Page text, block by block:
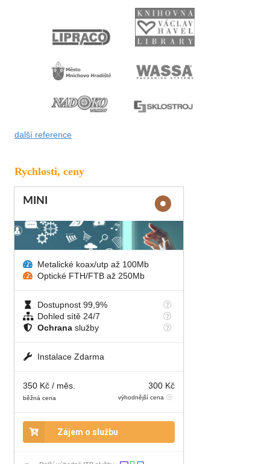
další reference
Rychlosti, ceny
MINI
Metalické koax/utp až 100Mb
Optické FTH/FTB až 250Mb
Dostupnost 99,9%
Dohled sítě 24/7
Ochranaslužby
Instalace Zdarma
300 Kč
350 Kč / měs.
výhodnější cena
běžná cena
Zájem o službu